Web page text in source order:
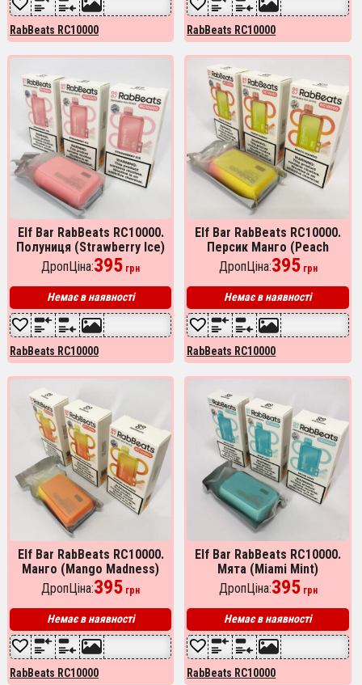
RabBeats RC10000 RabBeats RC10000
Elf Bar RabBeats RC10000.
Полуниця (Strawberry Ice)
ДропЦіна:395 грн
Немає в наявності
RabBeats RC10000
Elf Bar RabBeats RC10000.
Персик Манго (Peach
Mango)
ДропЦіна:395грн
Немає в наявності
RabBeats RC10000
Elf Bar RabBeats RC10000.
Манго (Mango Madness)
ДропЦіна:395 грн
Немає в наявності
RabBeats RC10000
Elf Bar RabBeats RC10000.
Мята (Miami Mint)
ДропЦіна:395грн
Немає в наявності
RabBeats RC10000